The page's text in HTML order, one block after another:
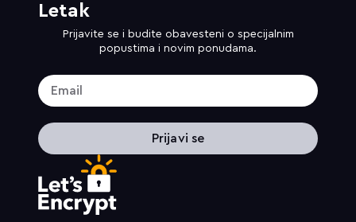
Letak
Prijavite se i budite obavesteni o specijalnim
popustima i novim ponudama.
Prijavi se